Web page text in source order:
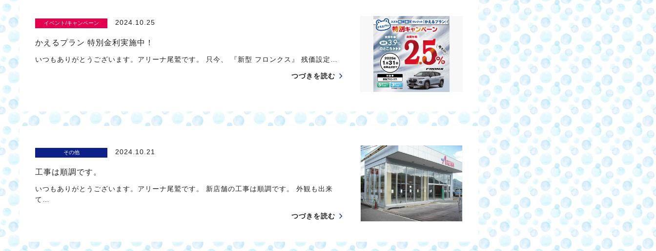
イベント/キャンペーン 2024.10.25
かえるプラン 特別金利実施中！
いつもありがとうございます。アリーナ尾鷲です。 只今、 『新型 フロンクス』 残価設定…
つづきを読む
その他 2024.10.21
工事は順調です。
いつもありがとうございます。アリーナ尾鷲です。 新店舗の工事は順調です。 外観も出来
て…
つづきを読む